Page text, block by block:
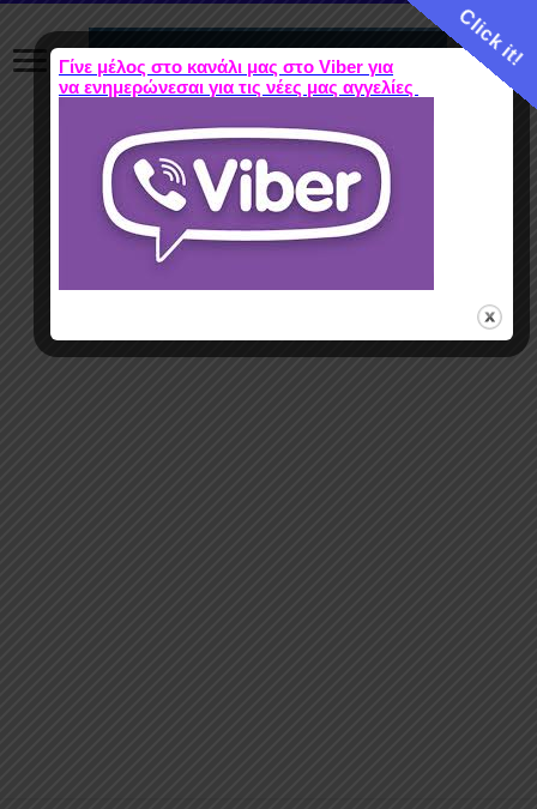
Click it!
Γίνε μέλος στο κανάλι μας στο Viber για
να ενημερώνεσαι για τις νέες μας αγγελίες